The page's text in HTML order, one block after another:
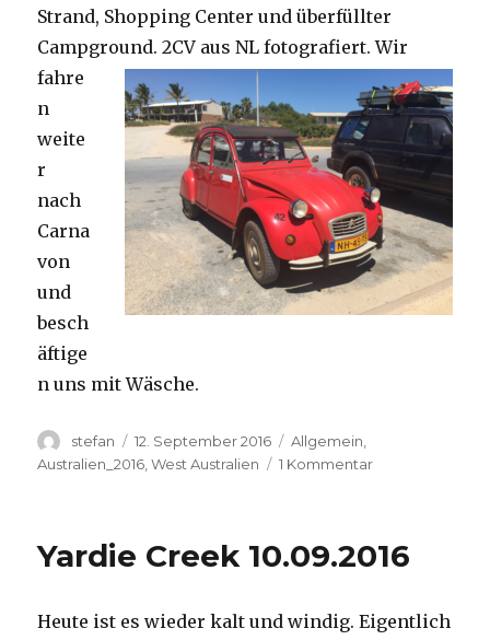
Strand, Shopping Center und überfüllter
Campground.2CV aus NL fotografiert. Wir
fahre
n
weite
r
nach
Carna
von
und
besch
äftige
n uns mit Wäsche.
Autor
stefan
Veröffentlicht
am
12. September 2016 Kategorien
Allgemein
Australien_2016 ,West Australien 1 Kommentarzu
Yardie Creek 10.09.2016
Heute ist es wieder kalt und windig. Eigentlich